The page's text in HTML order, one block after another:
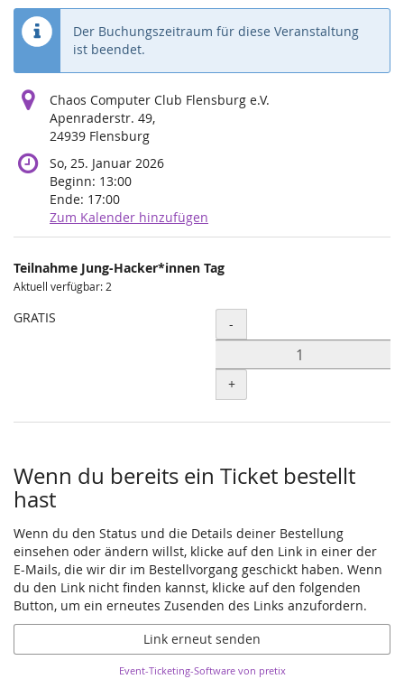
Der Buchungszeitraum für diese Veranstaltung
ist beendet.
Chaos Computer Club Flensburg e.V.
Apenraderstr. 49,
24939 Flensburg
So, 25. Januar 2026
Beginn: 13:00
Ende: 17:00
Zum Kalender hinzufügen
Produkte
Unkategorisierte
Produkte
Teilnahme Jung-Hacker*innen Tag
Aktuell verfügbar: 2
GRATIS Menge
-
+
Wenn du bereits ein Ticket bestellt
hast
Wenn du den Status und die Details deiner Bestellung
einsehen oder ändern willst, klicke auf den Link in einer der
E-Mails, die wir dir im Bestellvorgang geschickt haben. Wenn
du den Link nicht finden kannst, klicke auf den folgenden
Button, um ein erneutes Zusenden des Links anzufordern.
Link erneut senden
Event-Ticketing-Software von pretix